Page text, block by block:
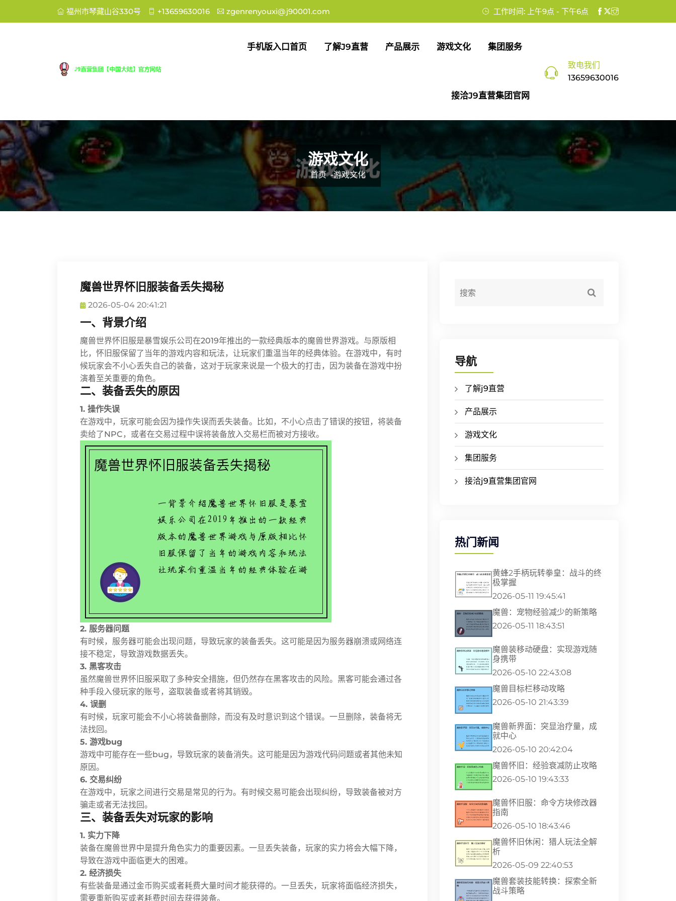
福州市琴藏山谷330号 +13659630016 zgenrenyouxi@j90001.com 工作时间: 上午9点 - 下午6点
手机版入口首页 了解j9直营 产品展示 游戏文化 集团服务
接洽j9直营集团官网
致电我们
13659630016
游戏文化
首页 -游戏文化
魔兽世界怀旧服装备丢失揭秘
2026-05-04 20:41:21
一、背景介绍
魔兽世界怀旧服是暴雪娱乐公司在2019年推出的一款经典版本的魔兽世界游戏。与原版相
比，怀旧服保留了当年的游戏内容和玩法，让玩家们重温当年的经典体验。在游戏中，有时
候玩家会不小心丢失自己的装备，这对于玩家来说是一个极大的打击，因为装备在游戏中扮
演着至关重要的角色。
二、装备丢失的原因
1. 操作失误
在游戏中，玩家可能会因为操作失误而丢失装备。比如，不小心点击了错误的按钮，将装备
卖给了NPC，或者在交易过程中误将装备放入交易栏而被对方接收。
2. 服务器问题
有时候，服务器可能会出现问题，导致玩家的装备丢失。这可能是因为服务器崩溃或网络连
接不稳定，导致游戏数据丢失。
3. 黑客攻击
虽然魔兽世界怀旧服采取了多种安全措施，但仍然存在黑客攻击的风险。黑客可能会通过各
种手段入侵玩家的账号，盗取装备或者将其销毁。
4. 误删
有时候，玩家可能会不小心将装备删除，而没有及时意识到这个错误。一旦删除，装备将无
法找回。
5. 游戏bug
游戏中可能存在一些bug，导致玩家的装备消失。这可能是因为游戏代码问题或者其他未知
原因。
6. 交易纠纷
在游戏中，玩家之间进行交易是常见的行为。有时候交易可能会出现纠纷，导致装备被对方
骗走或者无法找回。
三、装备丢失对玩家的影响
1. 实力下降
装备在魔兽世界中是提升角色实力的重要因素。一旦丢失装备，玩家的实力将会大幅下降，
导致在游戏中面临更大的困难。
2. 经济损失
有些装备是通过金币购买或者耗费大量时间才能获得的。一旦丢失，玩家将面临经济损失，
需要重新购买或者耗费时间去获得装备。
导航
了解j9直营
产品展示
游戏文化
集团服务
接洽j9直营集团官网
热门新闻
黄蜂2手柄玩转拳皇：战斗的终
极掌握
2026-05-11 19:45:41
魔兽：宠物经验减少的新策略
2026-05-11 18:43:51
魔兽装移动硬盘：实现游戏随
身携带
2026-05-10 22:43:08
魔兽目标栏移动攻略
2026-05-10 21:43:39
魔兽新界面：突显治疗量，成
就中心
2026-05-10 20:42:04
魔兽怀旧：经验衰减防止攻略
2026-05-10 19:43:33
魔兽怀旧服：命令方块修改器
指南
2026-05-10 18:43:46
魔兽怀旧休闲：猎人玩法全解
析
2026-05-09 22:40:53
魔兽套装技能转换：探索全新
战斗策略